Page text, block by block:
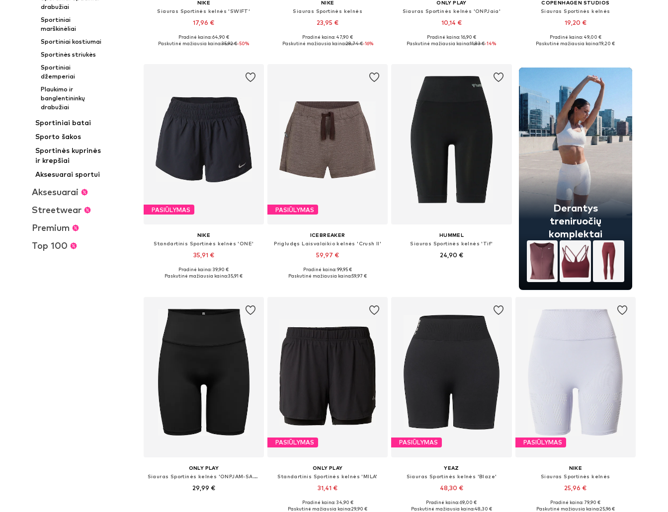
drabužiai
Sportiniai
marškinėliai
Sportiniai kostiumai
Sportinės striukės
Sportiniai
džemperiai
Plaukimo ir
banglentininkų
drabužiai
Sportiniai batai
Sporto šakos
Sportinės kuprinės
ir krepšiai
Aksesuarai sportui
Aksesuarai
Streetwear
Premium
Top 100
NIKE
Siauras Sportinės kelnės 'SWIFT'
17,96 €
Galimi dydžiai: L, XL
Pradinė kaina: 64,90 €
Paskutinė mažiausia kaina:35,92 €-50%
NIKE
Siauras Sportinės kelnės
23,95 €
Galimi dydžiai: XS, S, M, L, XL
Pradinė kaina: 47,90 €
Paskutinė mažiausia kaina:28,74 €-16%
ONLY PLAY
Siauras Sportinės kelnės 'ONPJaia'
10,14 €
+1
Galimi dydžiai: XS-S, S-M
Pradinė kaina: 16,90 €
Paskutinė mažiausia kaina:11,83 €-14%
COPENHAGEN STUDIOS
Siauras Sportinės kelnės
19,20 €
Galimi dydžiai: XS, S, M, L
Pradinė kaina: 49,00 €
Paskutinė mažiausia kaina:19,20 €
PASIŪLYMAS
NIKE
Standartinis Sportinės kelnės 'ONE'
35,91 €
+1
Galimi dydžiai: XS, S, M, L, XL
Pradinė kaina: 39,90 €
Paskutinė mažiausia kaina:35,91 €
PASIŪLYMAS
ICEBREAKER
Prigludęs Laisvalaikio kelnės 'Crush II'
59,97 €
Galimi dydžiai: XS, S, M, L, XL
Pradinė kaina: 99,95 €
Paskutinė mažiausia kaina:59,97 €
HUMMEL
Siauras Sportinės kelnės 'Tif'
24,90 €
Derantys
treniruočių
komplektai
ONLY PLAY
Siauras Sportinės kelnės 'ONPJAM-SANA-3'
29,99 €
PASIŪLYMAS
ONLY PLAY
Standartinis Sportinės kelnės 'MILA'
31,41 €
Galimi dydžiai: XS, S, M, L, XL
Pradinė kaina: 34,90 €
Paskutinė mažiausia kaina:29,90 €
PASIŪLYMAS
YEAZ
Siauras Sportinės kelnės 'Blaze'
48,30 €
Galimi dydžiai: S, M, L, XL
Pradinė kaina: 69,00 €
Paskutinė mažiausia kaina:48,30 €
PASIŪLYMAS
NIKE
Siauras Sportinės kelnės
25,96 €
Galimi dydžiai: XS, M, L, XL
Pradinė kaina: 79,90 €
Paskutinė mažiausia kaina:25,96 €